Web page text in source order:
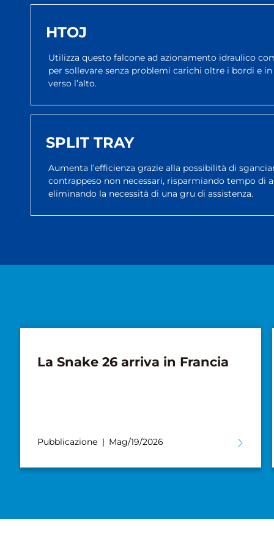
HTOJ
Utilizza questo falcone ad azionamento idraulico
per sollevare senza problemi carichi oltre i bordi e
verso l’alto.
SPLIT TRAY
Aumenta l’efficienza grazie alla possibilità di
contrappeso non necessari, risparmiando tempo di
eliminando la necessità di una gru di assistenza.
La Snake 26 arriva in Francia
Pubblicazione Mag/19/2026